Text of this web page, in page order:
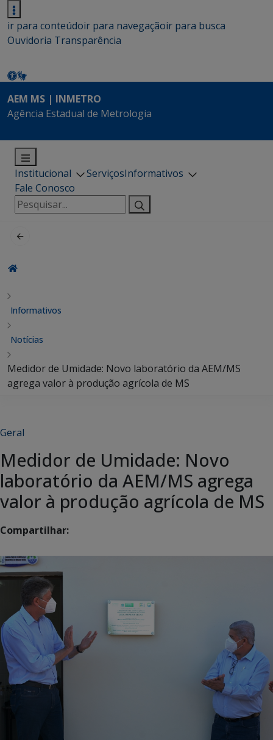
ir para conteúdoir para navegaçãoir para busca
Ouvidoria Transparência
AEM MS | INMETRO
Agência Estadual de Metrologia
Institucional ServiçosInformativos
Fale Conosco
Pesquisar
por:
Informativos
Notícias
Medidor de Umidade: Novo laboratório da AEM/MS
agrega valor à produção agrícola de MS
Geral
Medidor de Umidade: Novo
laboratório da AEM/MS agrega
valor à produção agrícola de MS
Compartilhar: